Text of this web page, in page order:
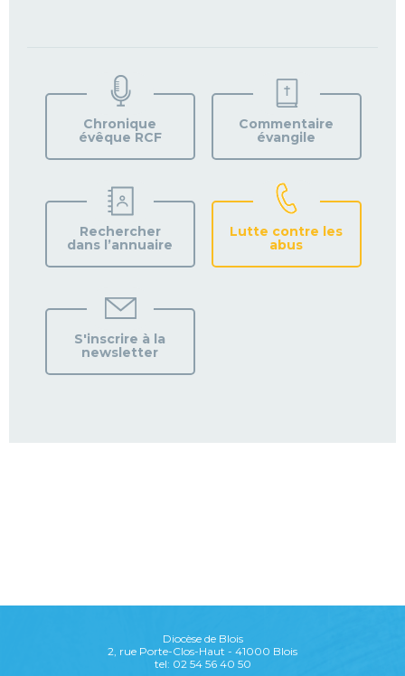
VOTRE
PAROISSE
Chronique
évêque RCF
Commentaire
évangile
Rechercher
dans l’annuaire
Lutte contre les
abus
S'inscrire à la
newsletter
Diocèse de Blois
2, rue Porte-Clos-Haut - 41000 Blois
tel: 02 54 56 40 50